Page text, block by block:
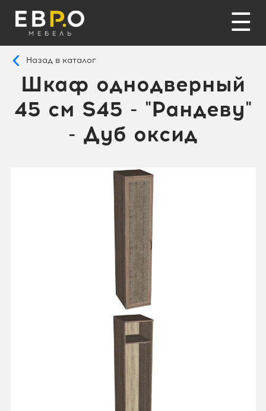
☰
Назад в каталог
Шкаф однодверный
45 см S45 - "Рандеву"
- Дуб оксид